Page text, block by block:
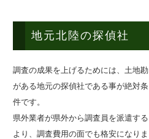
地元北陸の探偵社
調査の成果を上げるためには、土地勘
がある地元の探偵社である事が絶対条
件です。
県外業者が県外から調査員を派遣する
より、調査費用の面でも格安になりま